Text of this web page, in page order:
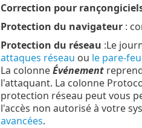
Correction pour
Protection du navigateur:
Protection du réseau :Le
attaques réseau ou le pare-feu
La colonneÉvénement
l'attaquant. La colonne
protection réseau peut vous
l'accès non autorisé à votre
avancées.